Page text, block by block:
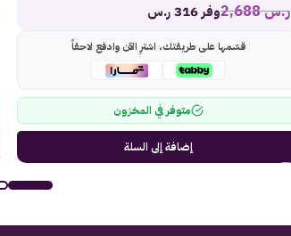
ر.س2,688 وفر 316 ر.س
قسّمها على طريقتك، اشترِ الآن وادفع لاحقاً
متوفر في المخزون
إضافة إلى السلة